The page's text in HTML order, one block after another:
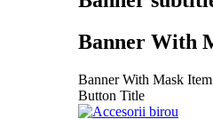
Banner With
Banner With Mask
Button Title